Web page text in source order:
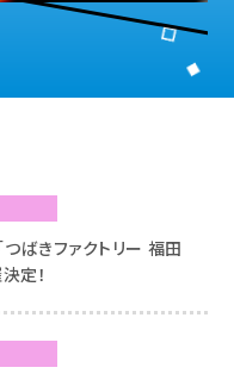
ばきファクトリー 福田
定！